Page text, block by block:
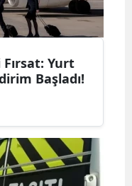
Yurt
Başladı!